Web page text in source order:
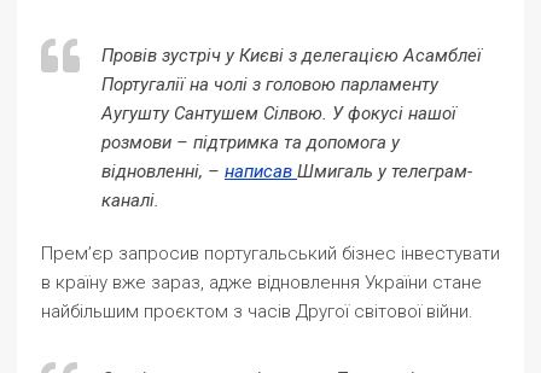
Провів зустріч у Києві з делегацією Асамблеї
Португалії на чолі з головою парламенту
Аугушту Сантушем Сілвою. У фокусі нашої
розмови – підтримка та допомога у
відновленні, – написав Шмигаль у телеграм-
каналі.
Прем’єр запросив португальський бізнес інвестувати
в країну вже зараз, адже відновлення України стане
найбільшим проєктом з часів Другої світової війни.